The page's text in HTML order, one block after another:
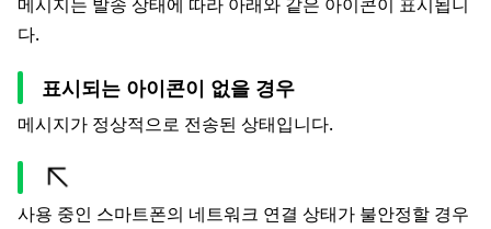
다.
표시되는 아이콘이 없을 경우
메시지가 정상적으로 전송된 상태입니다.
사용 중인 스마트폰의 네트워크 연결 상태가 불안정할 경우